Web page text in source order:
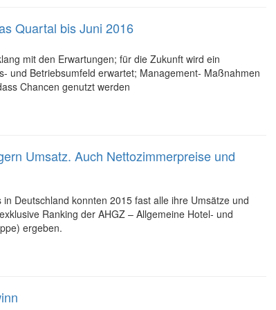
Quartal bis Juni 2016
mit den Erwartungen; für die Zukunft wird ein
und Betriebsumfeld erwartet; Management- Maßnahmen
Chancen genutzt werden
Umsatz. Auch Nettozimmerpreise und
Deutschland konnten 2015 fast alle ihre Umsätze und
Ranking der AHGZ – Allgemeine Hotel- und
ergeben.